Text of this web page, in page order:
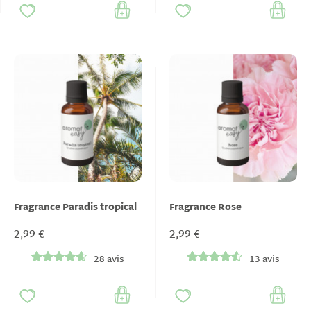
Fragrance Paradis tropical
2,99 €
28 avis
Fragrance Rose
2,99 €
13 avis